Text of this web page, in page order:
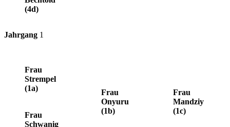
(4d)
Jahrgang 1
Frau
Strempel
(1a)
Frau
Schwanig
Frau
Onyuru
(1b)
Frau
Mandziy
(1c)